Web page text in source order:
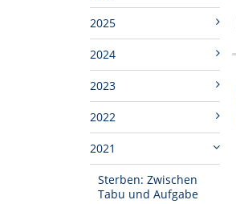
2025
2024
2023
2022
2021
Sterben: Zwischen
Tabu und Aufgabe